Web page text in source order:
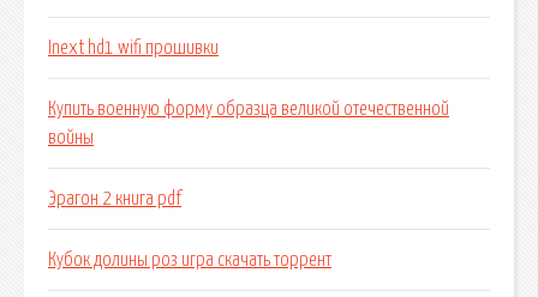
Inext hd1 wifi прошивки
Купить военную форму образца великой отечественной
войны
Эрагон 2 книга pdf
Кубок долины роз игра скачать торрент